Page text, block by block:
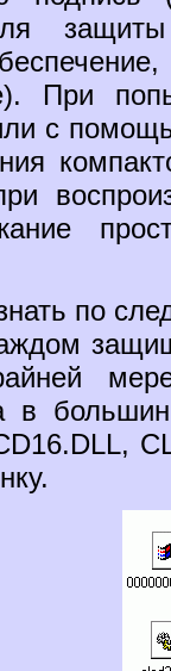
При
с
по
в